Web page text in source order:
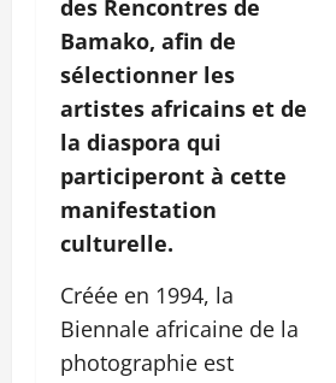
des Rencontres de
Bamako, afin de
sélectionner les
artistes africains et de
la diaspora qui
participeront à cette
manifestation
culturelle.
Créée en 1994, la
Biennale africaine de la
photographie est